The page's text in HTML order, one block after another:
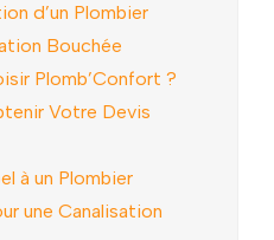
d’un Plombier
Bouchée
Plomb’Confort ?
Votre Devis
à un Plombier
une Canalisation